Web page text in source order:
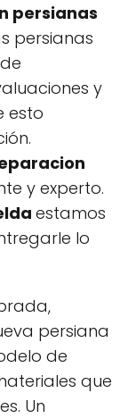
persianas
persianas
y
esto
y experto.
estamos
lo
persiana
de
que
Un